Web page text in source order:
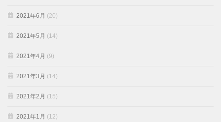
2021年6月 (20)
2021年5月 (14)
2021年4月 (9)
2021年3月 (14)
2021年2月 (15)
2021年1月 (12)